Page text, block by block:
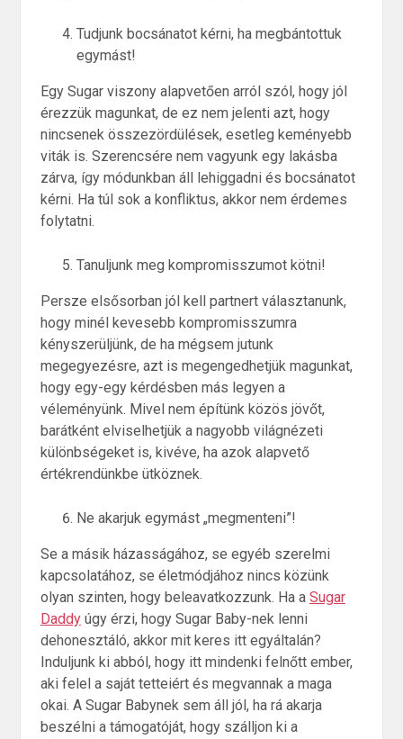
Tudjunk bocsánatot kérni, ha megbántottuk
egymást!
Egy Sugar viszony alapvetően arról szól, hogy jól
érezzük magunkat, de ez nem jelenti azt, hogy
nincsenek összezördülések, esetleg keményebb
viták is. Szerencsére nem vagyunk egy lakásba
zárva, így módunkban áll lehiggadni és bocsánatot
kérni. Ha túl sok a konfliktus, akkor nem érdemes
folytatni.
Tanuljunk meg kompromisszumot kötni!
Persze elsősorban jól kell partnert választanunk,
hogy minél kevesebb kompromisszumra
kényszerüljünk, de ha mégsem jutunk
megegyezésre, azt is megengedhetjük magunkat,
hogy egy-egy kérdésben más legyen a
véleményünk. Mivel nem építünk közös jövőt,
barátként elviselhetjük a nagyobb világnézeti
különbségeket is, kivéve, ha azok alapvető
értékrendünkbe ütköznek.
Ne akarjuk egymást „megmenteni”!
Se a másik házasságához, se egyéb szerelmi
kapcsolatához, se életmódjához nincs közünk
olyan szinten, hogy beleavatkozzunk. Ha a Sugar
Daddyúgy érzi, hogy Sugar Baby-nek lenni
dehonesztáló, akkor mit keres itt egyáltalán?
Induljunk ki abból, hogy itt mindenki felnőtt ember,
aki felel a saját tetteiért és megvannak a maga
okai. A Sugar Babynek sem áll jól, ha rá akarja
beszélni a támogatóját, hogy szálljon ki a